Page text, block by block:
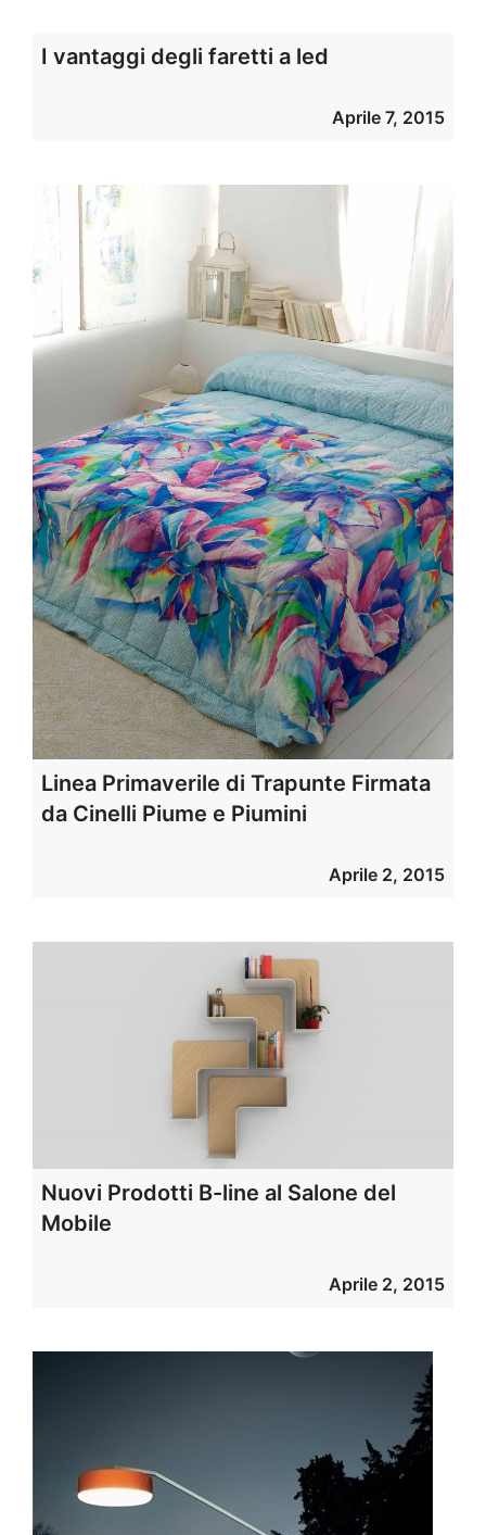
I vantaggi degli faretti a led
Aprile 7, 2015
Linea Primaverile di Trapunte Firmata
da Cinelli Piume e Piumini
Aprile 2, 2015
Nuovi Prodotti B-line al Salone del
Mobile
Aprile 2, 2015